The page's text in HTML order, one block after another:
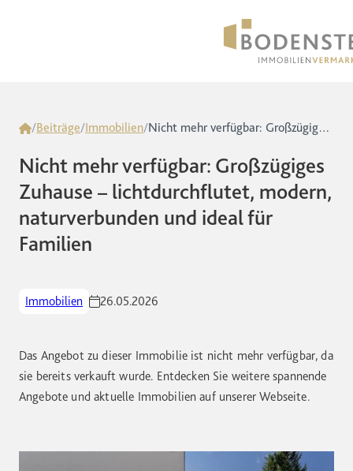
Home
/Beiträge/Immobilien/ Nicht mehr verfügbar: Großzügiges Zuhause – lichtdurchflutet, modern, naturverbunden und ideal für Familien
Nicht mehr verfügbar: Großzügiges
Zuhause – lichtdurchflutet, modern,
naturverbunden und ideal für
Familien
Immobilien 26.05.2026
Das Angebot zu dieser Immobilie ist nicht mehr verfügbar, da
sie bereits verkauft wurde. Entdecken Sie weitere spannende
Angebote und aktuelle Immobilien auf unserer Webseite.